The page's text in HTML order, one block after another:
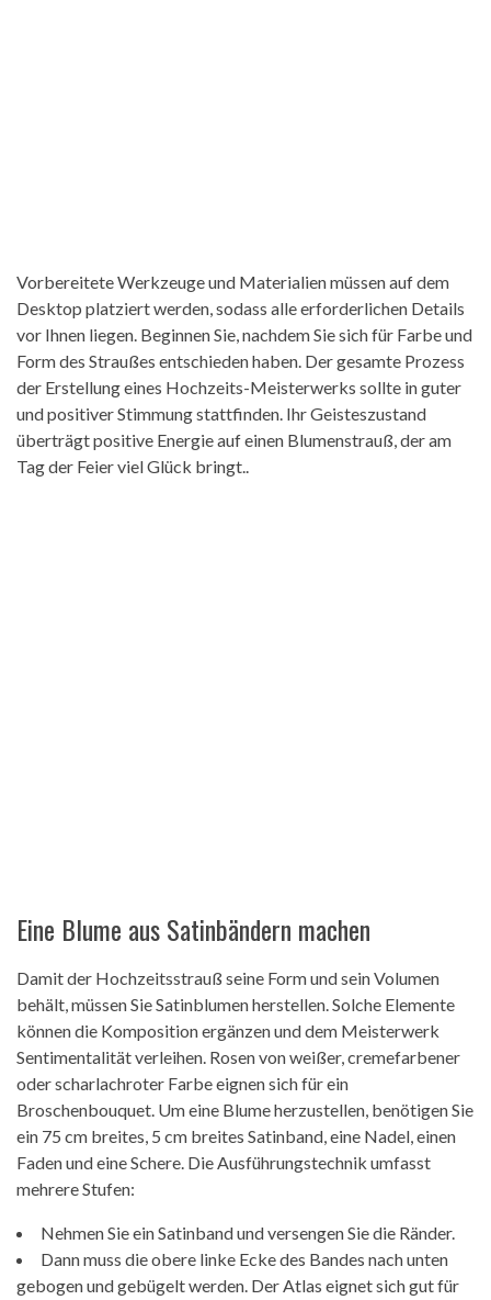
Vorbereitete Werkzeuge und Materialien müssen auf dem
Desktop platziert werden, sodass alle erforderlichen Details
vor Ihnen liegen. Beginnen Sie, nachdem Sie sich für Farbe und
Form des Straußes entschieden haben. Der gesamte Prozess
der Erstellung eines Hochzeits-Meisterwerks sollte in guter
und positiver Stimmung stattfinden. Ihr Geisteszustand
überträgt positive Energie auf einen Blumenstrauß, der am
Tag der Feier viel Glück bringt..
Eine Blume aus Satinbändern machen
Damit der Hochzeitsstrauß seine Form und sein Volumen
behält, müssen Sie Satinblumen herstellen. Solche Elemente
können die Komposition ergänzen und dem Meisterwerk
Sentimentalität verleihen. Rosen von weißer, cremefarbener
oder scharlachroter Farbe eignen sich für ein
Broschenbouquet. Um eine Blume herzustellen, benötigen Sie
ein 75 cm breites, 5 cm breites Satinband, eine Nadel, einen
Faden und eine Schere. Die Ausführungstechnik umfasst
mehrere Stufen:
Nehmen Sie ein Satinband und versengen Sie die Ränder.
Dann muss die obere linke Ecke des Bandes nach unten
gebogen und gebügelt werden. Der Atlas eignet sich gut für